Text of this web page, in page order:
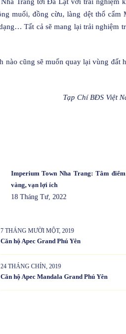
muối, đồng cừu, làng dệt thổ cẩm
Tất cả sẽ mang lại trải nghiệm
nào cũng sẽ muốn quay lại vùng đất
Tạp Chí BĐS Việt
Imperium Town Nha Trang: Tâm điểm
vàng, vạn lợi ích
18 Tháng Tư, 2022
7 THÁNG MƯỜI MỘT, 2019
Căn hộ Apec Grand Phú Yên
24 THÁNG CHÍN, 2019
Căn hộ Apec Mandala Grand Phú Yên